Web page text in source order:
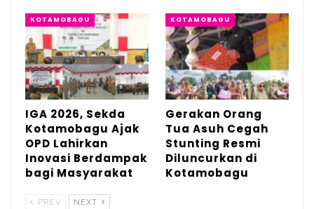
(And)KOTAMOBAGU
IGA 2026, Sekda
Kotamobagu Ajak
OPD Lahirkan
Inovasi Berdampak
bagi Masyarakat
KOTAMOBAGU
Gerakan Orang
Tua Asuh Cegah
Stunting Resmi
Diluncurkan di
Kotamobagu
PREV NEXT